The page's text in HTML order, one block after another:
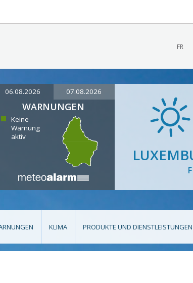
FR
06.08.2026 07.08.2026
WARNUNGEN
Keine
Warnung
aktiv
KLIMA PRODUKTE UND DIENSTLEISTUNGEN